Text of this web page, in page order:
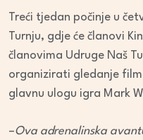
Treći tjedan počinje u
Turnju, gdje će članovi
članovima Udruge Naš
organizirati gledanje
glavnu ulogu igra Mark
–Ova adrenalinska